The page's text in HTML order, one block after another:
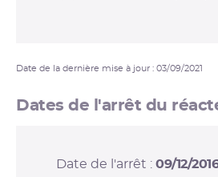
Date de la dernière mise à jour : 03/09/2021
Dates de l'arrêt du
Date de l'arrêt : 09/12/2016